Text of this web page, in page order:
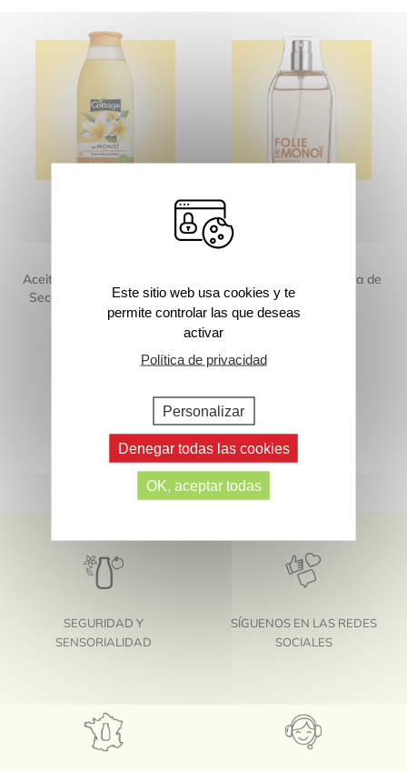
Aceite de Ducha para Pieles
Secas y Sensibles – Monoï
Eau de Toilette – Locura de
Monoï
SEGURIDAD Y
SENSORIALIDAD
SÍGUENOS EN LAS REDES
SOCIALES
Este sitio web usa cookies y te
permite controlar las que deseas
activar
Política de privacidad
Personalizar
Denegar todas las cookies
OK, aceptar todas